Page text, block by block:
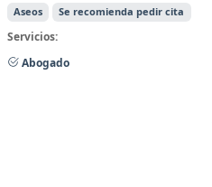
Aseos Se recomienda pedir cita
Servicios:
Abogado